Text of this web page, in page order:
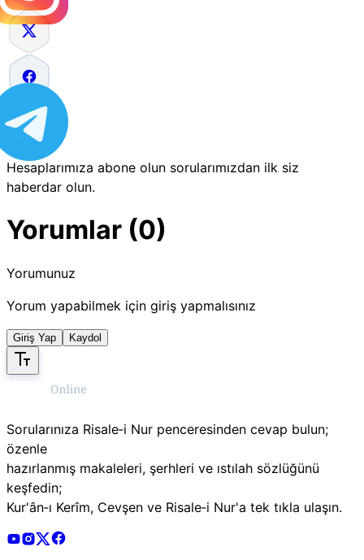
Hesaplarımıza abone olun sorularımızdan ilk siz
haberdar olun.
Yorumlar (0)
Yorumunuz
Yorum yapabilmek için giriş yapmalısınız
Giriş Yap Kaydol
Sorularınıza Risale‑i Nur penceresinden cevap bulun;
özenle
hazırlanmış makaleleri, şerhleri ve ıstılah sözlüğünü
keşfedin;
Kur'ân‑ı Kerîm, Cevşen ve Risale‑i Nur'a tek tıkla ulaşın.
Risale Online Youtube Hesabı
Risale Online Instagram Hesabı
Risale Online X Hesabı